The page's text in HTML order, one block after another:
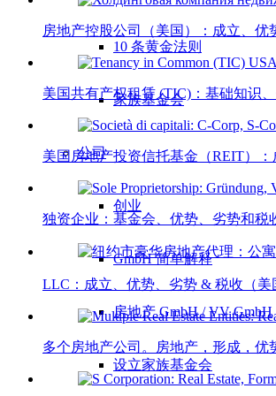
10 条黄金法则
家族基金会
公司
创业
GmbH 简单解释
房地产 GmbH / VV GmbH
设立家族基金会
房地产控股公司（美国）：成立、优
美国共有产权租赁 (TIC)：基础知识
美国房地产投资信托基金（REIT）
独资企业：基金会、优势、劣势和税
LLC：成立、优势、劣势 & 税收（美
多个房地产公司。房地产，形成，优